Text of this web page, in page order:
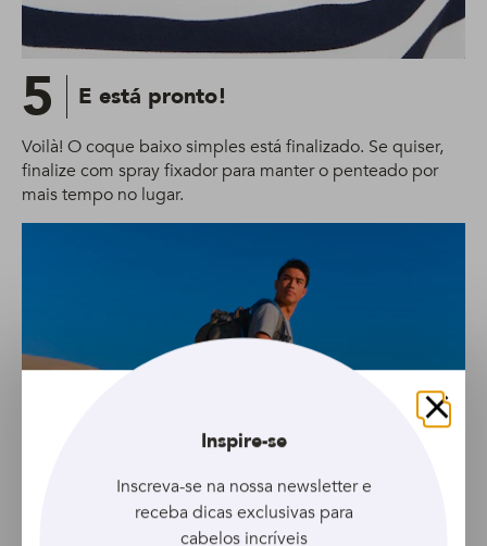
5 E está pronto!
Voilà! O coque baixo simples está finalizado. Se quiser,
finalize com spray fixador para manter o penteado por
mais tempo no lugar.
Fechar
Inspire-se
Inscreva-se na nossa newsletter e
receba dicas exclusivas para
cabelos incríveis